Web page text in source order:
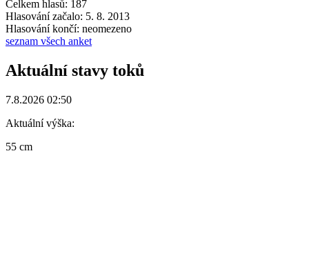
Celkem hlasů: 187
Hlasování začalo: 5. 8. 2013
Hlasování končí: neomezeno
seznam všech anket
Aktuální stavy toků
7.8.2026 02:50
Aktuální výška:
55 cm